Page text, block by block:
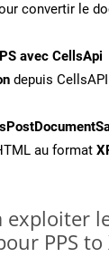
convertir le
avec CellsApi
depuis
au format
PPS to